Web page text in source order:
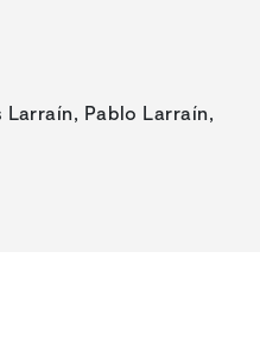
Pablo Larraín,